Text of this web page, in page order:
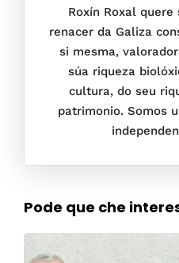
Roxín Roxal
renacer da Galiza
si mesma,
súa riqueza
cultura, do seu
patrimonio. Somos
Pode que che